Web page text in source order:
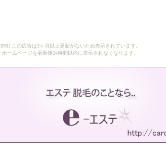
[PR] この広告は3ヶ月以上更新がないため表示されています。
ホームページを更新後24時間以内に表示されなくなります。